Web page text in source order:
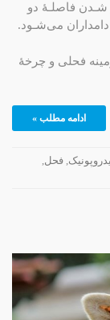
شـدن فاصلـۀ دو
دامداران می‌شـود.
فحلی و چرخۀ
ادامه مطلب »
, فحل,